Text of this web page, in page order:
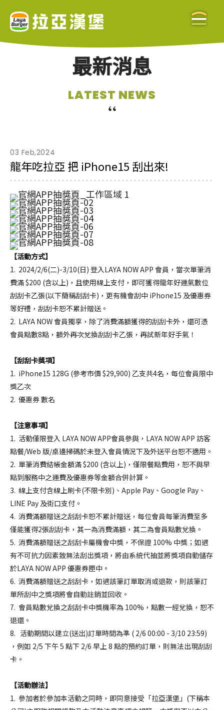
ABOUT US
門市查詢
STORE
最新消息
食品保證
CERTIFICATE
加盟夥伴專區
加入拉亞
JOIN US
加盟專線：0800-268-998
最新消息
LATEST NEWS
03 Feb,2024
龍年吃拉亞 把 iPhone15 刮出來!
【活動方式】
1. 2024/2/6(二)-3/10(日) 登入LAYA NOW APP 會員，當次單筆消
費滿 $200 (含以上)，且使用線上支付，即可獲得龍年好運氣數位
刮刮卡乙張(以下簡稱刮刮卡)，更有機會刮中 iPhone15 及優惠券
等好禮，刮刮卡恕不累計贈送。
2. LAYA NOW 會員獨享，除了消費滿額獲得的刮刮卡外，還可憑
會員點數8點，額外再次兌換刮刮卡乙張，再試新年好手氣！
【刮刮卡獎項】
1. iPhone15 128G (參考市價 $29,900) 乙支共4名，每位會員限中
獎乙次
2. 優惠券 數名
【注意事項】
1. 活動僅限登入 LAYA NOW APP會員參與，LAYA NOW APP 訪客
點餐/Web 版/桌邊掃碼於未登入會員情況下及外送平台恕不適用。
2. 單筆消費結帳金額滿 $200 (含以上)，僅限餐點費用，恕不與早
點到服務中之運費及優惠券等金額合併計算。
3. 線上支付含線上刷卡(不限卡別)、Apple Pay、Google Pay、
LINE Pay 及街口支付。
4. 消費滿額贈送之刮刮卡恕不累計贈送，每位會員每筆消費至多
僅能獲得2張刮刮卡，其一為消費滿額，其二為會員點數兌換。
5. 消費滿額贈送之刮刮卡屬機會中獎，不保證 100% 中獎；如遇
有不可抗力因素致無法刮出獎項，將由系統代抽並將獎項自動儲存
於LAYA NOW APP 優惠券匣中。
6. 消費滿額贈送之刮刮卡，如遇該筆訂單取消或退款，則該筆訂
單所刮中之獎項將會自動註銷並回收。
7. 會員點數兌換之刮刮卡中獎機率為 100%，點數一經兌換，恕不
退還。
8. 活動期間以建立(送出)訂單時間為準 ( 2/6 00:00 - 3/10 23:59)
，例如 2/5 下午 5 點下 2/6 早上 8 點的預約訂單，則無法出現刮刮
卡。
【活動辦法】
1. 參加者於參加本活動之同時，即同意接受「拉亞漢堡」(下稱本